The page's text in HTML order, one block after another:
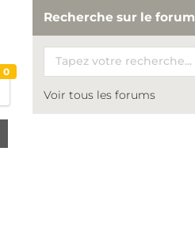
0
Recherche sur le forum
Voir tous les forums